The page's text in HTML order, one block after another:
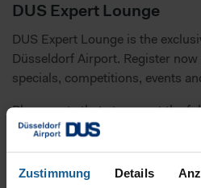
Zustimmung Details
DUS Expert Lounge
DUS Expert Lounge is the
Düsseldorf Airport. Register
specials, competitions, events
Please note that at present the
available in German.
Register now